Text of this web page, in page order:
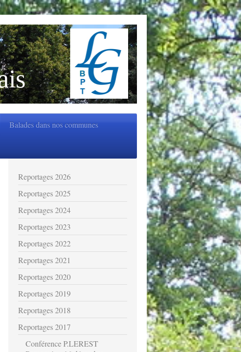
Balades dans nos communes
Reportages 2026
Reportages 2025
Reportages 2024
Reportages 2023
Reportages 2022
Reportages 2021
Reportages 2020
Reportages 2019
Reportages 2018
Reportages 2017
Conférence P.LEREST